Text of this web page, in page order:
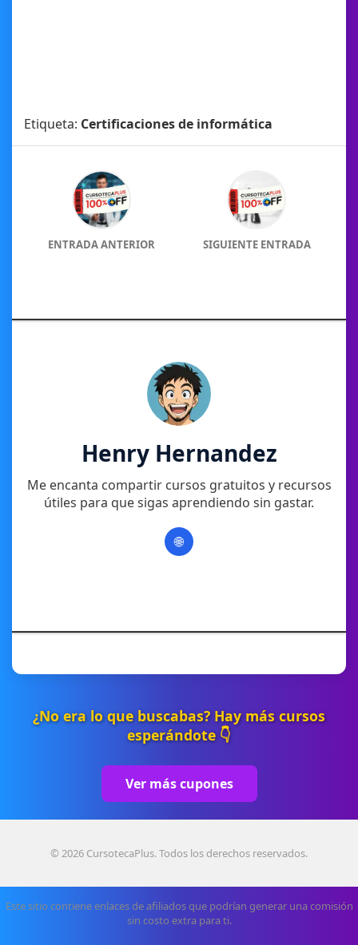
Etiqueta: Certificaciones de informática
ENTRADA ANTERIOR SIGUIENTE ENTRADA
Henry Hernandez
Me encanta compartir cursos gratuitos y recursos
útiles para que sigas aprendiendo sin gastar.
🌐
¿No era lo que buscabas? Hay más cursos
esperándote 👇
Ver más cupones
© 2026 CursotecaPlus. Todos los derechos reservados.
Este sitio contiene enlaces de afiliados que podrían generar una comisión
sin costo extra para ti.